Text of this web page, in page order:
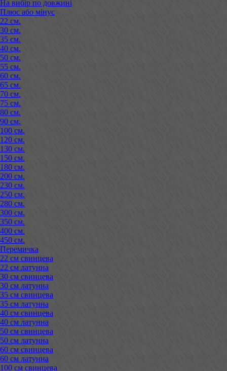
На вибір по довжині
Плюс або мінус
22 см.
30 см.
35 см.
40 см.
50 см.
55 см.
60 см.
65 см.
70 см.
75 см.
80 см.
90 см.
100 см.
120 см.
130 см.
150 см.
180 см.
200 см.
230 см.
250 см.
280 см.
300 см.
350 см.
400 см.
450 см.
Перемичка
22 см свинцева
22 см латунна
30 см свинцева
30 см латунна
35 см свинцева
35 см латунна
40 см свинцева
40 см латунна
50 см свинцева
50 см латунна
60 см свинцева
60 см латунна
100 см свинцева